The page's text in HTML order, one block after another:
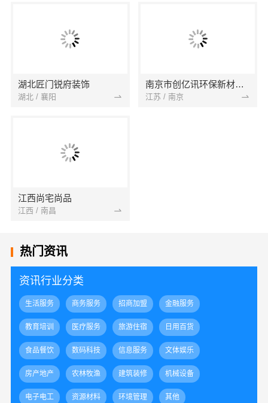
湖北匠门锐府装饰
湖北 / 襄阳
南京市创亿讯环保新材料有限公司
江苏 / 南京
江西尚宅尚品
江西 / 南昌
热门资讯
资讯行业分类
生活服务 商务服务 招商加盟 金融服务
教育培训 医疗服务 旅游住宿 日用百货
食品餐饮 数码科技 信息服务 文体娱乐
房产地产 农林牧渔 建筑装修 机械设备
电子电工 资源材料 环境管理 其他